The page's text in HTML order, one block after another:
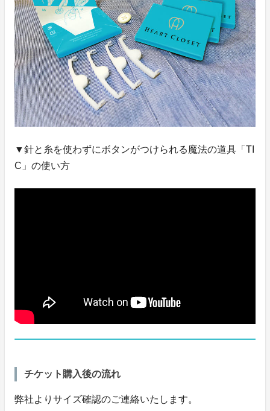
▼針と糸を使わずにボタンがつけられる魔法の道具「TI
C」の使い方
チケット購入後の流れ
弊社よりサイズ確認のご連絡いたします。